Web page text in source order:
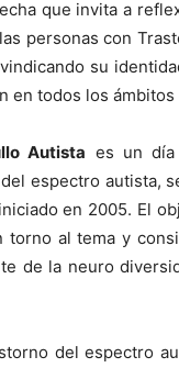
que invita a
personas con
su
en todos los ámbitos
Autista es un día
espectro autista,
en 2005. El
torno al tema y
de la neuro
del espectro